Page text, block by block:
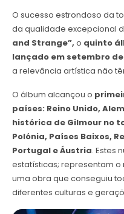
O sucesso estrondoso da
da qualidade excepcional
and Strange”, o quinto
lançado em setembro de
a relevância artística não
O álbum alcançou o
países: Reino Unido,
histórica de Gilmour no
Polónia, Países Baixos,
Portugal e Áustria. Estes
estatísticas; representam
uma obra que conseguiu
diferentes culturas e